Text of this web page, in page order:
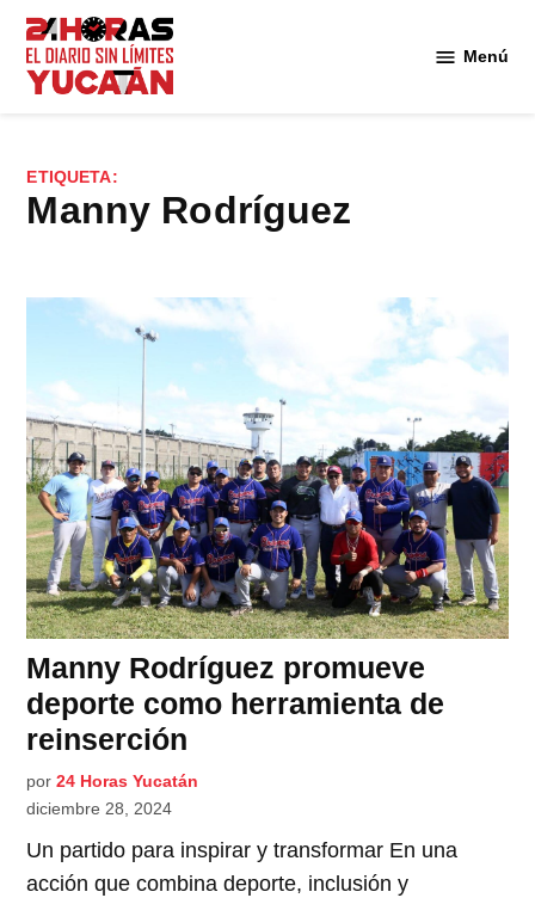
Saltar
contenido
Menú
ETIQUETA:
Manny Rodríguez
Manny Rodríguez promueve
deporte como herramienta de
reinserción
por 24 Horas Yucatán
diciembre 28, 2024
Un partido para inspirar y transformar En una
acción que combina deporte, inclusión y